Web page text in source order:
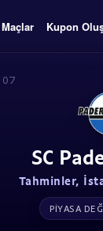
Kupon
07
SC
Tahminler,
PIYASA